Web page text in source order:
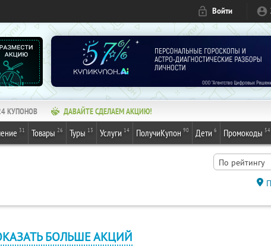
Войти
КУПОНОВ ДАВАЙТЕ СДЕЛАЕМ АКЦИЮ!
31 Товары 26 Туры 13 Услуги 14 ПолучиКупон 90 Дети 6 Промокоды 54
По рейтингу
БОЛЬШЕ АКЦИЙ